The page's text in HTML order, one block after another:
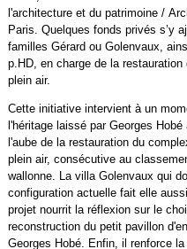
l'architecture et du patrimoine /
Paris. Quelques fonds privés s’y
familles Gérard ou Golenvaux,
p.HD, en charge de la
plein air.
Cette initiative intervient à un
l'héritage laissé par Georges
l'aube de la restauration du
plein air, consécutive au
wallonne. La villa Golenvaux qui
configuration actuelle fait elle
projet nourrit la réflexion sur le
reconstruction du petit pavillon
Georges Hobé. Enfin, il renforce